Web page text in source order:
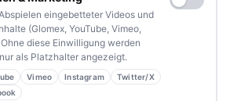
eingebetteter Videos und
(Glomex, YouTube, Vimeo,
diese Einwilligung werden
als Platzhalter angezeigt.
Vimeo Instagram
Twitter/X